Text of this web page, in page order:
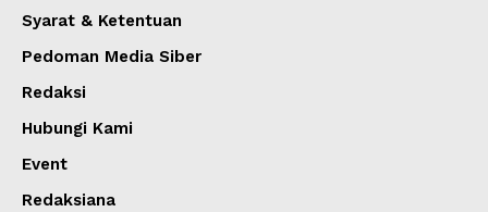
Syarat & Ketentuan
Pedoman Media Siber
Redaksi
Hubungi Kami
Event
Redaksiana